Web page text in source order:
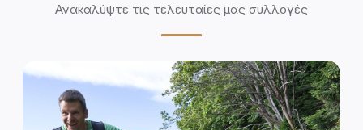
Ανακαλύψτε τις τελευταίες μας συλλογές